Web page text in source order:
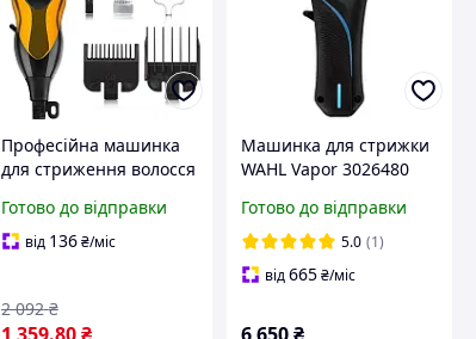
Професійна машинка
для стриження волосся
SuperTaper США
тример, від мережі
Готово до відправки
від 136 ₴/міс
2 092 ₴
Машинка для стрижки
WAHL Vapor 3026480
Готово до відправки
5.0 (1)
від665₴/міс